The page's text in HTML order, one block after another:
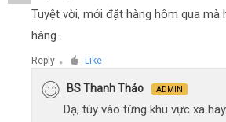
Tuyệt vời, mới đặt hàng hôm qua mà
hàng.
Reply ● Like
BS Thanh Thảo ADMIN
Dạ, tùy vào từng khu vực xa